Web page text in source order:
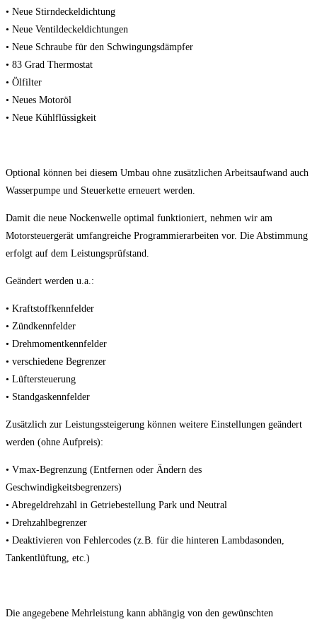
• Neue Stirndeckeldichtung
• Neue Ventildeckeldichtungen
• Neue Schraube für den Schwingungsdämpfer
• 83 Grad Thermostat
• Ölfilter
• Neues Motoröl
• Neue Kühlflüssigkeit
Optional können bei diesem Umbau ohne zusätzlichen Arbeitsaufwand auch
Wasserpumpe und Steuerkette erneuert werden.
Damit die neue Nockenwelle optimal funktioniert, nehmen wir am
Motorsteuergerät umfangreiche Programmierarbeiten vor. Die Abstimmung
erfolgt auf dem Leistungsprüfstand.
Geändert werden u.a.:
• Kraftstoffkennfelder
• Zündkennfelder
• Drehmomentkennfelder
• verschiedene Begrenzer
• Lüftersteuerung
• Standgaskennfelder
Zusätzlich zur Leistungssteigerung können weitere Einstellungen geändert
werden (ohne Aufpreis):
• Vmax-Begrenzung (Entfernen oder Ändern des
Geschwindigkeitsbegrenzers)
• Abregeldrehzahl in Getriebestellung Park und Neutral
• Drehzahlbegrenzer
• Deaktivieren von Fehlercodes (z.B. für die hinteren Lambdasonden,
Tankentlüftung, etc.)
Die angegebene Mehrleistung kann abhängig von den gewünschten